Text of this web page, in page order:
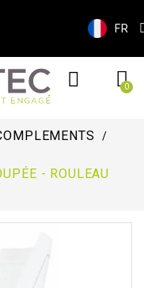
FR
- ROULEAU